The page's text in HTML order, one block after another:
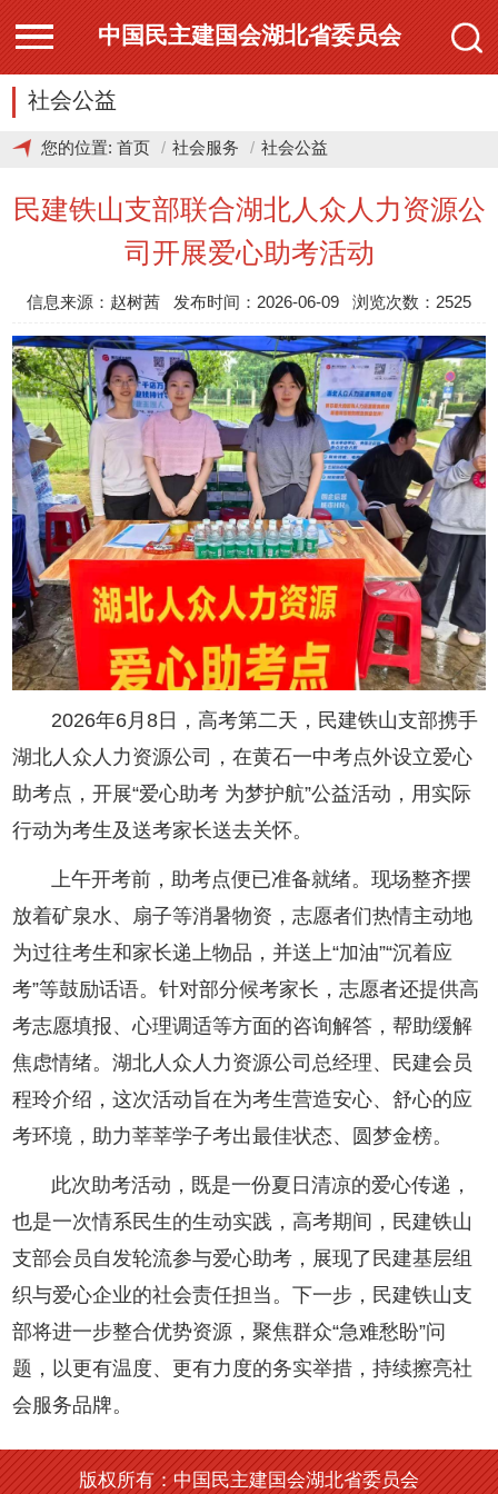
中国民主建国会湖北省委员会
社会公益
您的位置: 首页 社会服务 社会公益
民建铁山支部联合湖北人众人力资源公
司开展爱心助考活动
信息来源：赵树茜 发布时间：2026-06-09 浏览次数：2525
2026年6月8日，高考第二天，民建铁山支部携手
湖北人众人力资源公司，在黄石一中考点外设立爱心
助考点，开展“爱心助考 为梦护航”公益活动，用实际
行动为考生及送考家长送去关怀。
上午开考前，助考点便已准备就绪。现场整齐摆
放着矿泉水、扇子等消暑物资，志愿者们热情主动地
为过往考生和家长递上物品，并送上“加油”“沉着应
考”等鼓励话语。针对部分候考家长，志愿者还提供高
考志愿填报、心理调适等方面的咨询解答，帮助缓解
焦虑情绪。湖北人众人力资源公司总经理、民建会员
程玲介绍，这次活动旨在为考生营造安心、舒心的应
考环境，助力莘莘学子考出最佳状态、圆梦金榜。
此次助考活动，既是一份夏日清凉的爱心传递，
也是一次情系民生的生动实践，高考期间，民建铁山
支部会员自发轮流参与爱心助考，展现了民建基层组
织与爱心企业的社会责任担当。下一步，民建铁山支
部将进一步整合优势资源，聚焦群众“急难愁盼”问
题，以更有温度、更有力度的务实举措，持续擦亮社
会服务品牌。
版权所有：中国民主建国会湖北省委员会